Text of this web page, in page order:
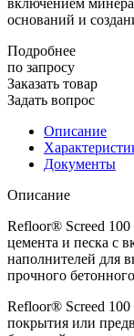
оснований и
Подробнее
по запросу
Заказать товар
Задать вопрос
Описание
Документы
Описание
Refloor® Screed 100
цемента и песка с
наполнителей для
прочного
Refloor® Screed 100
покрытия или